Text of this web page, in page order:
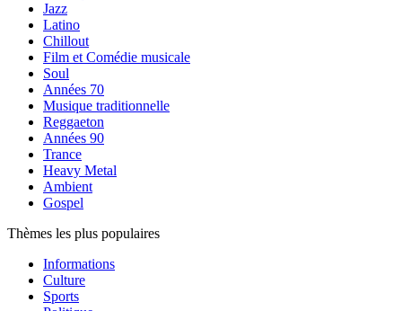
Jazz
Latino
Chillout
Film et Comédie musicale
Soul
Années 70
Musique traditionnelle
Reggaeton
Années 90
Trance
Heavy Metal
Ambient
Gospel
Thèmes les plus populaires
Informations
Culture
Sports